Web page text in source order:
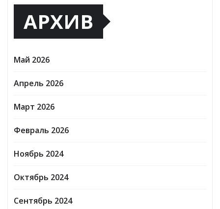
АРХИВ
Май 2026
Апрель 2026
Март 2026
Февраль 2026
Ноябрь 2024
Октябрь 2024
Сентябрь 2024